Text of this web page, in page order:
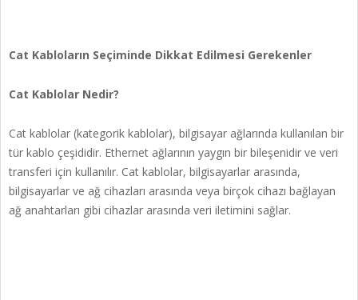
Cat Kabloların Seçiminde Dikkat Edilmesi Gerekenler
Cat Kablolar Nedir?
Cat kablolar (kategorik kablolar), bilgisayar ağlarında kullanılan bir
tür kablo çeşididir. Ethernet ağlarının yaygın bir bileşenidir ve veri
transferi için kullanılır. Cat kablolar, bilgisayarlar arasında,
bilgisayarlar ve ağ cihazları arasında veya birçok cihazı bağlayan
ağ anahtarları gibi cihazlar arasında veri iletimini sağlar.